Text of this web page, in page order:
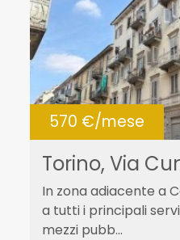
570 €/mese
Torino, Via
In zona adiacente a
a tutti i principali
mezzi pubb...